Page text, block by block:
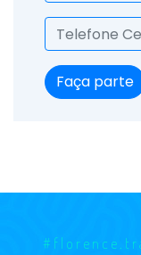
Faça parte